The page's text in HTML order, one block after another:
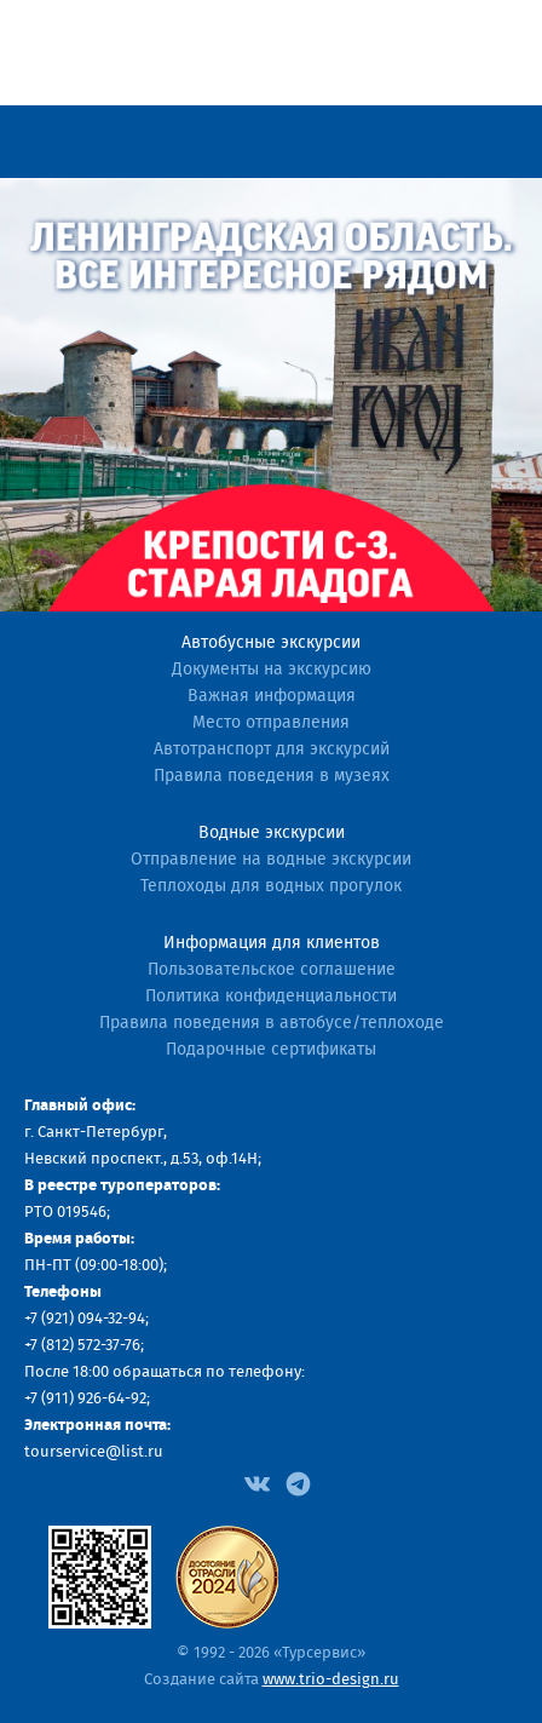
Автобусные экскурсии
Документы на экскурсию
Важная информация
Место отправления
Автотранспорт для экскурсий
Правила поведения в музеях
Водные экскурсии
Отправление на водные экскурсии
Теплоходы для водных прогулок
Информация для клиентов
Пользовательское соглашение
Политика конфиденциальности
Правила поведения в автобусе/теплоходе
Подарочные сертификаты
Главный офис:
г. Санкт-Петербург,
Невский проспект., д.53, оф.14H;
В реестре туроператоров:
РТО 019546;
Время работы:
ПН-ПТ (09:00-18:00);
Телефоны
+7 (921) 094-32-94;
+7 (812) 572-37-76;
После 18:00 обращаться по телефону:
+7 (911) 926-64-92;
Электронная почта:
tourservice@list.ru
© 1992 - 2026 «Турсервис»
Создание сайта www.trio-design.ru